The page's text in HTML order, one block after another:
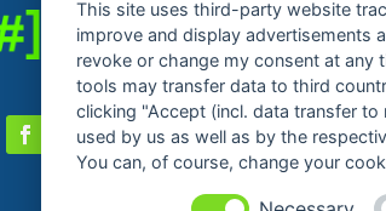
This site uses third-party website
improve and display advertisements
revoke or change my consent at
tools may transfer data to third
clicking "Accept (incl. data transfer
used by us as well as by the
You can, of course, change your